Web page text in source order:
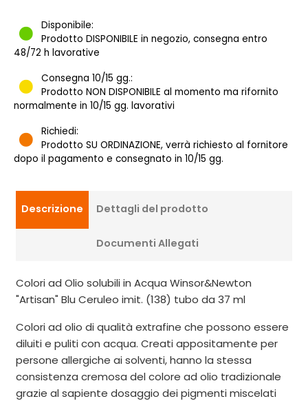
Disponibile:
Prodotto DISPONIBILE in negozio, consegna entro
48/72 h lavorative
Consegna 10/15 gg.:
Prodotto NON DISPONIBILE al momento ma rifornito
normalmente in 10/15 gg. lavorativi
Richiedi:
Prodotto SU ORDINAZIONE, verrà richiesto al fornitore
dopo il pagamento e consegnato in 10/15 gg.
Descrizione Dettagli del prodotto
Documenti Allegati
Colori ad Olio solubili in Acqua Winsor&Newton
"Artisan" Blu Ceruleo imit. (138) tubo da 37 ml
Colori ad olio di qualità extrafine che possono essere
diluiti e puliti con acqua. Creati appositamente per
persone allergiche ai solventi, hanno la stessa
consistenza cremosa del colore ad olio tradizionale
grazie al sapiente dosaggio dei pigmenti miscelati